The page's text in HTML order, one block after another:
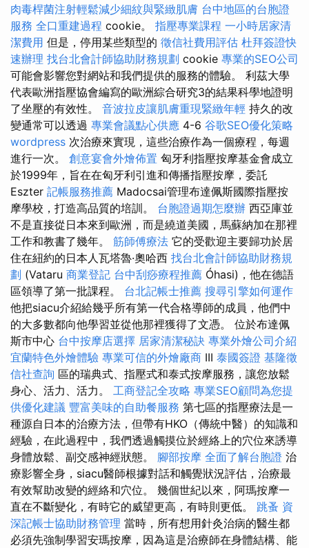
肉毒桿菌注射輕鬆減少細紋與緊緻肌膚 台中地區的台胞證
服務 全口重建過程 cookie。 指壓專業課程 一小時居家清
潔費用 但是，停用某些類型的 徵信社費用評估 杜拜簽證快
速辦理 找台北會計師協助財務規劃 cookie 專業的SEO公司
可能會影響您對網站和我們提供的服務的體驗。 利茲大學
代表歐洲指壓協會編寫的歐洲綜合研究3的結果科學地證明
了坐壓的有效性。 音波拉皮讓肌膚重現緊緻年輕 持久的改
變通常可以透過 專業會議點心供應 4-6 谷歌SEO優化策略
wordpress 次治療來實現，這些治療作為一個療程，每週
進行一次。 創意宴會外燴佈置 匈牙利指壓按摩基金會成立
於1999年，旨在在匈牙利引進和傳播指壓按摩，委託
Eszter 記帳服務推薦 Madocsai管理布達佩斯國際指壓按
摩學校，打造高品質的培訓。 台胞證過期怎麼辦 西亞庫並
不是直接從日本來到歐洲，而是繞道美國，馬蘇納加在那裡
工作和教書了幾年。 筋師傅療法 它的受歡迎主要歸功於居
住在紐約的日本人瓦塔魯·奧哈西 找台北會計師協助財務規
劃 (Vataru 商業登記 台中刮痧療程推薦 Óhasi)，他在德語
區領導了第一批課程。 台北記帳士推薦 搜尋引擎如何運作
他把siacu介紹給幾乎所有第一代合格導師的成員，他們中
的大多數都向他學習並從他那裡獲得了文憑。 位於布達佩
斯市中心 台中按摩店選擇 居家清潔秘訣 專業外燴公司介紹
宜蘭特色外燴體驗 專業可信的外燴廠商 III 泰國簽證 基隆徵
信社查詢 區的瑞典式、指壓式和泰式按摩服務，讓您放鬆
身心、活力、活力。 工商登記全攻略 專業SEO顧問為您提
供優化建議 豐富美味的自助餐服務 第七區的指壓療法是一
種源自日本的治療方法，但帶有HKO（傳統中醫）的知識和
經驗，在此過程中，我們透過觸摸位於經絡上的穴位來誘導
身體放鬆、副交感神經狀態。 腳部按摩 全面了解台胞證 治
療影響全身，siacu醫師根據對話和觸覺狀況評估，治療最
有效幫助改變的經絡和穴位。 幾個世紀以來，阿瑪按摩一
直在不斷變化，有時它的威望更高，有時則更低。 跳蚤 資
深記帳士協助財務管理 當時，所有想用針灸治病的醫生都
必須先強制學習安瑪按摩，因為這是治療師在身體結構、能